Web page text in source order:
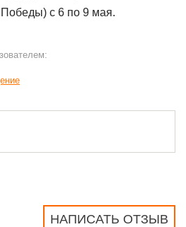
с 6 по 9 мая.
НАПИСАТЬ ОТЗЫВ